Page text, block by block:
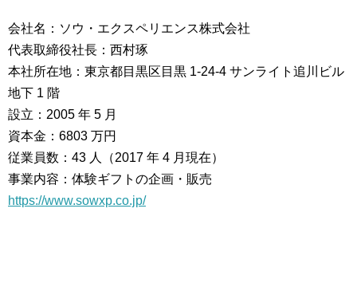
会社名：ソウ・エクスペリエンス株式会社
代表取締役社長：西村琢
本社所在地：東京都目黒区目黒 1-24-4 サンライト追川ビル
地下 1 階
設立：2005 年 5 月
資本金：6803 万円
従業員数：43 人（2017 年 4 月現在）
事業内容：体験ギフトの企画・販売
https://www.sowxp.co.jp/